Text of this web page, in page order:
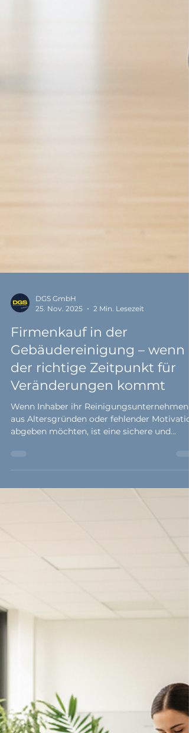
25. Nov. 2025
2 Min. Lesezeit
Firmenkauf in der
Gebäudereinigung – wenn
der richtige Zeitpunkt für
Veränderungen kommt
Wenn Inhaber ihr Reinigungsunternehmen
aus Altersgründen oder fehlender
Firmen professionell übernimmt und den